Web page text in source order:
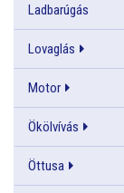
Ladbarúgás
Lovaglás
Motor
Ökölvívás
Öttusa